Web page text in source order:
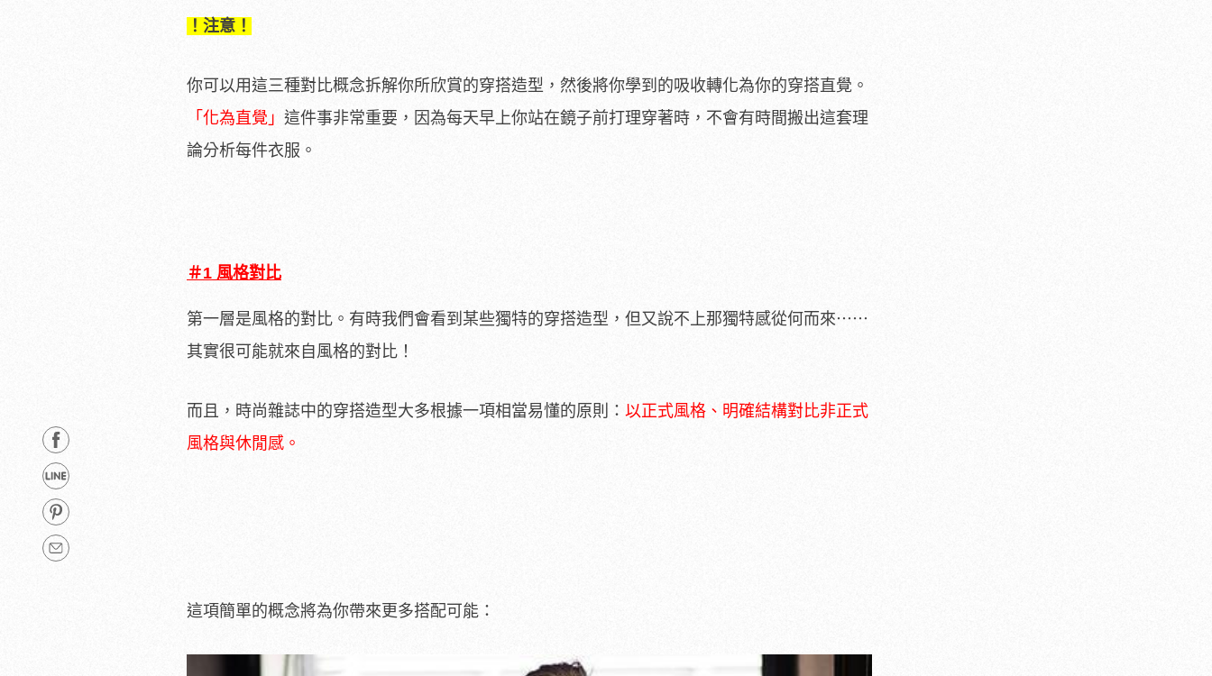
！注意！
你可以用這三種對比概念拆解你所欣賞的穿搭造型，然後將你學到的吸收轉化為你的穿搭直覺。
「化為直覺」 這件事非常重要，因為每天早上你站在鏡子前打理穿著時，不會有時間搬出這套理
論分析每件衣服。
＃1 風格對比
第一層是風格的對比。有時我們會看到某些獨特的穿搭造型，但又說不上那獨特感從何而來⋯⋯
其實很可能就來自風格的對比！
而且，時尚雜誌中的穿搭造型大多根據一項相當易懂的原則： 以正式風格、明確結構對比非正式
風格與休閒感。
這項簡單的概念將為你帶來更多搭配可能：